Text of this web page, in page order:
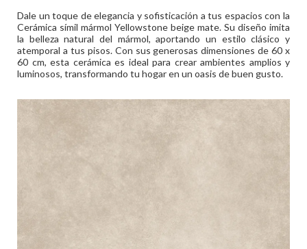
Dale un toque de elegancia y sofisticación a tus espacios con la
Cerámica símil mármol Yellowstone beige mate. Su diseño imita
la belleza natural del mármol, aportando un estilo clásico y
atemporal a tus pisos. Con sus generosas dimensiones de 60 x
60 cm, esta cerámica es ideal para crear ambientes amplios y
luminosos, transformando tu hogar en un oasis de buen gusto.